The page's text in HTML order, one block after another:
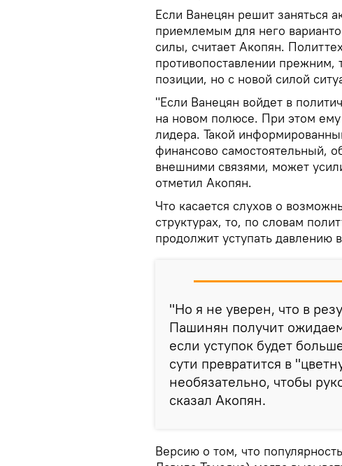
Если Ванецян решит заняться
приемлемым для него
силы, считает Акопян.
противопоставлении
позиции, но с новой силой
"Если Ванецян войдет в
на новом полюсе. При этом ему
лидера. Такой
финансово самостоятельный,
внешними связями, может
отметил Акопян.
Что касается слухов о
структурах, то, по словам
продолжит уступать давлению
"Но я не уверен, что в
Пашинян получит
если уступок будет
сути превратится в
необязательно, чтобы
сказал Акопян.
Версию о том, что